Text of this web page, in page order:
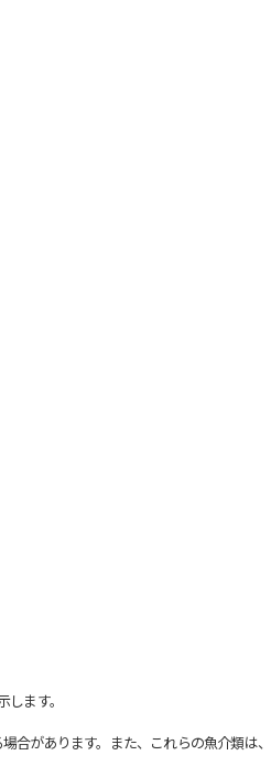
ます。
があります。また、これらの魚介類は